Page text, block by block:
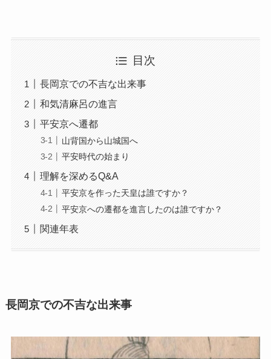
目次
長岡京での不吉な出来事
和気清麻呂の進言
平安京へ遷都
山背国から山城国へ
平安時代の始まり
理解を深めるQ&A
平安京を作った天皇は誰ですか？
平安京への遷都を進言したのは誰ですか？
関連年表
長岡京での不吉な出来事